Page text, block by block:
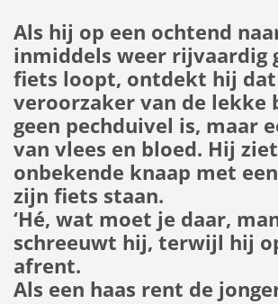
Als hij op een ochtend
inmiddels weer rijvaardig
fiets loopt, ontdekt hij dat
veroorzaker van de lekke
geen pechduivel is, maar
van vlees en bloed. Hij
onbekende knaap met
zijn fiets staan.
‘Hé, wat moet je daar,
schreeuwt hij, terwijl hij
afrent.
Als een haas rent de